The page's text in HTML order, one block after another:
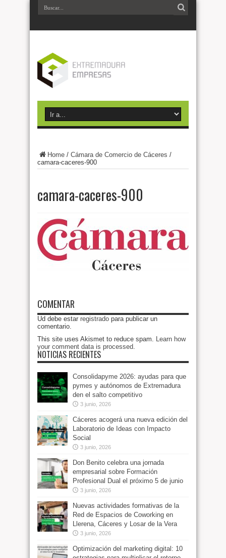
Home / Cámara de Comercio de Cáceres /
camara-caceres-900
camara-caceres-900
COMENTAR
Ud debe estar registrado para publicar un
comentario.
This site uses Akismet to reduce spam. Learn how
your comment data is processed.
NOTICIAS RECIENTES
Consolidapyme 2026: ayudas para que
pymes y autónomos de Extremadura
den el salto competitivo
3 junio, 2026
Cáceres acogerá una nueva edición del
Laboratorio de Ideas con Impacto
Social
3 junio, 2026
Don Benito celebra una jornada
empresarial sobre Formación
Profesional Dual el próximo 5 de junio
3 junio, 2026
Nuevas actividades formativas de la
Red de Espacios de Coworking en
Llerena, Cáceres y Losar de la Vera
3 junio, 2026
Optimización del marketing digital: 10